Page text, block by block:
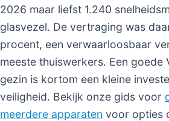
2026 maar liefst 1.240
glasvezel. De vertraging was
procent, een verwaarloosbaar
meeste thuiswerkers. Een goede
gezin is kortom een kleine
veiligheid. Bekijk onze gids voor
meerdere apparaten voor opties